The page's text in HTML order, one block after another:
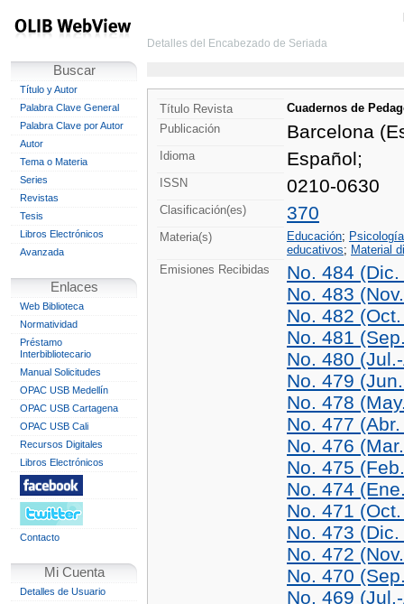
Buscar
Título y Autor
Palabra Clave General
Palabra Clave por Autor
Autor
Tema o Materia
Series
Revistas
Tesis
Libros Electrónicos
Avanzada
Enlaces
Web Biblioteca
Normatividad
Préstamo
Interbibliotecario
Manual Solicitudes
OPAC USB Medellín
OPAC USB Cartagena
OPAC USB Cali
Recursos Digitales
Libros Electrónicos
Contacto
Mi Cuenta
Detalles de Usuario
Detalles del Encabezado de Seriada
Título Revista
Cuadernos de
Publicación
Barcelona
Idioma Español;
ISSN 0210-0630
Clasificación(es) 370
Materia(s) Educación;
educativos; Material
Emisiones Recibidas
No. 484
No. 483
No. 482
No. 481
No. 480
No. 479
No. 478
No. 477
No. 476
No. 475
No. 474
No. 471
No. 473
No. 472
No. 470
No. 469